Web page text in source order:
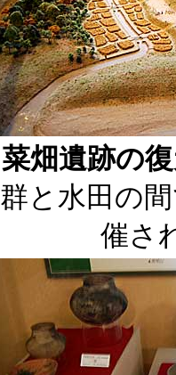
菜畑遺跡の
群と水田の
催さ